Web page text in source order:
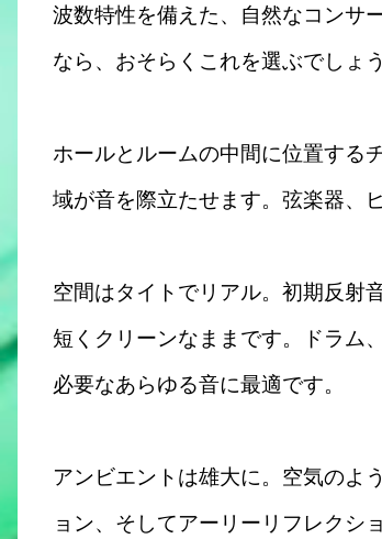
波数特性を備えた、自然なコンサ
なら、おそらくこれを選ぶでしょう
ホールとルームの中間に位置する
域が音を際立たせます。弦楽器、
空間はタイトでリアル。初期反射
短くクリーンなままです。ドラム
必要なあらゆる音に最適です。
アンビエントは雄大に。空気のよ
ョン、そしてアーリーリフレクシ